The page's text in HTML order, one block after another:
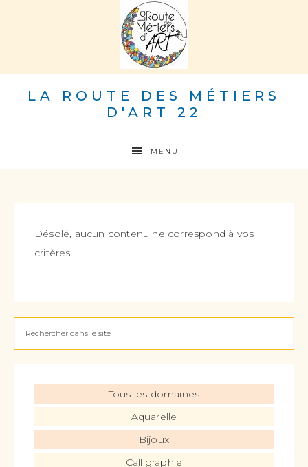
LA ROUTE DES MÉTIERS
D'ART 22
MENU
Désolé, aucun contenu ne correspond à vos
critères.
Tous les domaines
Aquarelle
Bijoux
Calligraphie